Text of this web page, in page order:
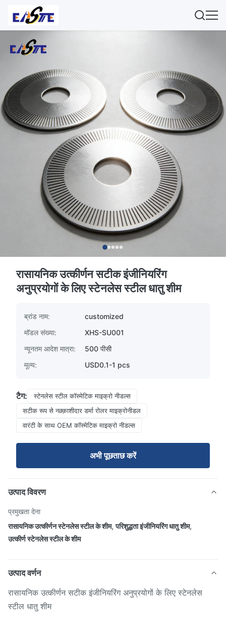
रासायनिक उत्कीर्णन सटीक इंजीनियरिंग
अनुप्रयोगों के लिए स्टेनलेस स्टील धातु शीम
ब्रांड नाम:
customized
मॉडल संख्या:
XHS-SU001
न्यूनतम आदेश मात्रा:
500 पीसी
मूल्य:
USD0.1-1 pcs
टैग:
स्टेनलेस स्टील कॉस्मेटिक माइक्रो नीडल्स
सटीक रूप से नक़्क़ाशीदार डर्मा रोलर माइक्रोनीडल
वारंटी के साथ OEM कॉस्मेटिक माइक्रो नीडल्स
अभी पूछताछ करें
उत्पाद विवरण
प्रमुखता देना
रासायनिक उत्कीर्णन स्टेनलेस स्टील के शीम,परिशुद्धता इंजीनियरिंग धातु शीम,
उत्कीर्ण स्टेनलेस स्टील के शीम
उत्पाद वर्णन
रासायनिक उत्कीर्णन सटीक इंजीनियरिंग अनुप्रयोगों के लिए स्टेनलेस
स्टील धातु शीम